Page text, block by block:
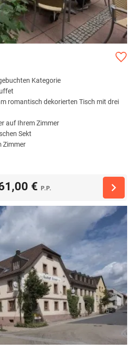
Kategorie
romantisch dekorierten Tisch mit drei
auf Ihrem Zimmer
Sekt
Zimmer
€ P.P.